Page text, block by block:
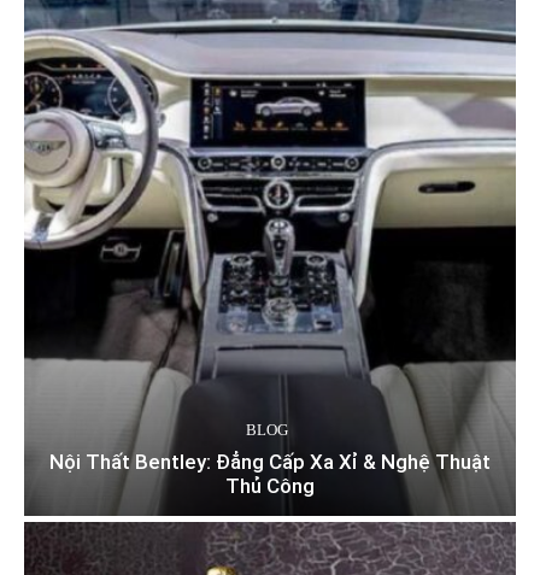
BLOG
Nội Thất Bentley: Đẳng Cấp Xa Xỉ & Nghệ Thuật
Thủ Công